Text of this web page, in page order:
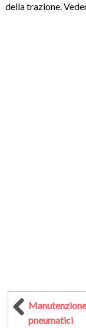
della trazione.
pneumatici